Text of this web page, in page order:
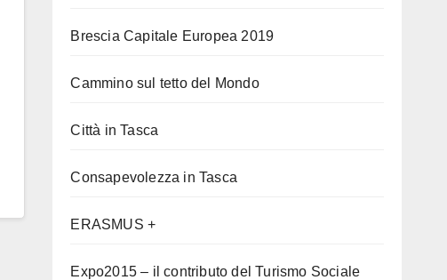
Brescia Capitale Europea 2019
Cammino sul tetto del Mondo
Città in Tasca
Consapevolezza in Tasca
ERASMUS +
Expo2015 – il contributo del Turismo Sociale